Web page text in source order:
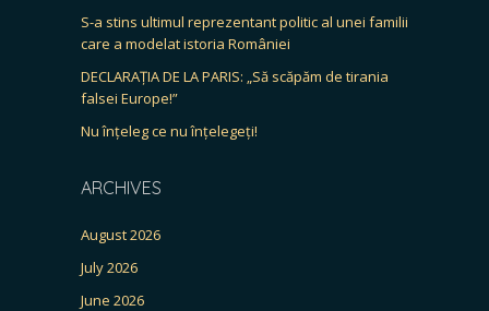
S-a stins ultimul reprezentant politic al unei familii
care a modelat istoria României
DECLARAȚIA DE LA PARIS: „Să scăpăm de tirania
falsei Europe!”
Nu înțeleg ce nu înțelegeți!
ARCHIVES
August 2026
July 2026
June 2026